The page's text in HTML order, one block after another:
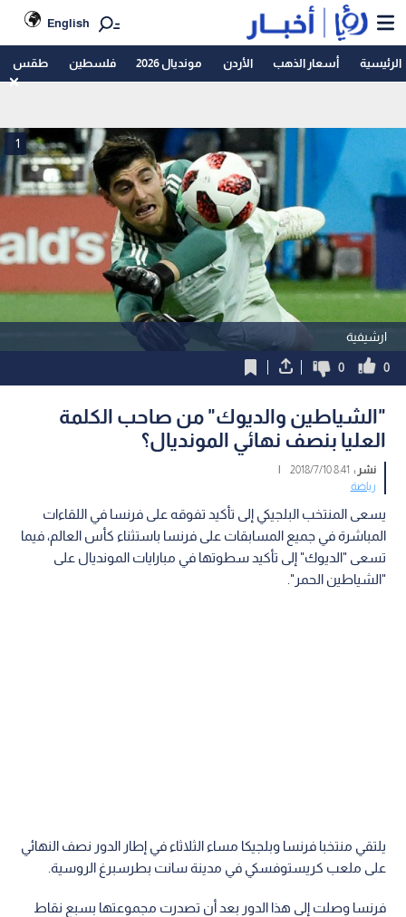
English
الرئيسية أسعار الذهب الأردن مونديال 2026 فلسطين طقس
ارشيفية
1
0
0
"الشياطين والديوك" من صاحب الكلمة
العليا بنصف نهائي المونديال؟
نشر : 8:41 2018/7/10
|
رياضة
يسعى المنتخب البلجيكي إلى تأكيد تفوقه على فرنسا في اللقاءات
المباشرة في جميع المسابقات على فرنسا باستثناء كأس العالم، فيما
تسعى "الديوك" إلى تأكيد سطوتها في مبارايات المونديال على
"الشياطين الحمر".
يلتقي منتخبا فرنسا وبلجيكا مساء الثلاثاء في إطار الدور نصف النهائي
على ملعب كريستوفسكي في مدينة سانت بطرسبرغ الروسية.
فرنسا وصلت إلى هذا الدور بعد أن تصدرت مجموعتها بسبع نقاط